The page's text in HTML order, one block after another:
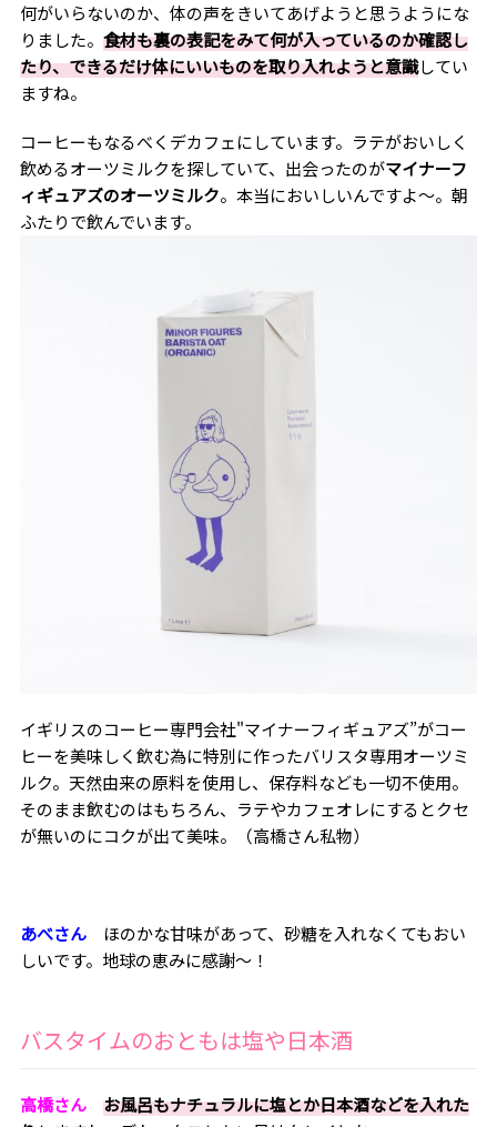
何がいらないのか、体の声をきいてあげようと思うようにな
りました。 食材も裏の表記をみて何が入っているのか確認し
たり、できるだけ体にいいものを取り入れようと意識してい
ますね。
コーヒーもなるべくデカフェにしています。ラテがおいしく
飲めるオーツミルクを探していて、出会ったのがマイナーフ
ィギュアズのオーツミルク。本当においしいんですよ～。朝
ふたりで飲んでいます。
イギリスのコーヒー専門会社"マイナーフィギュアズ”がコー
ヒーを美味しく飲む為に特別に作ったバリスタ専用オーツミ
ルク。天然由来の原料を使用し、保存料なども一切不使用。
そのまま飲むのはもちろん、ラテやカフェオレにするとクセ
が無いのにコクが出て美味。（高橋さん私物）
あべさんほのかな甘味があって、砂糖を入れなくてもおい
しいです。地球の恵みに感謝～！
バスタイムのおともは塩や日本酒
高橋さん
お風呂もナチュラルに塩とか日本酒などを入れた